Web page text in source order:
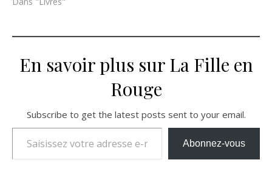
En savoir plus sur La Fille en
Rouge
Subscribe to get the latest posts sent to your email.
Saisissez votre adresse e-mail…
Abonnez-vous